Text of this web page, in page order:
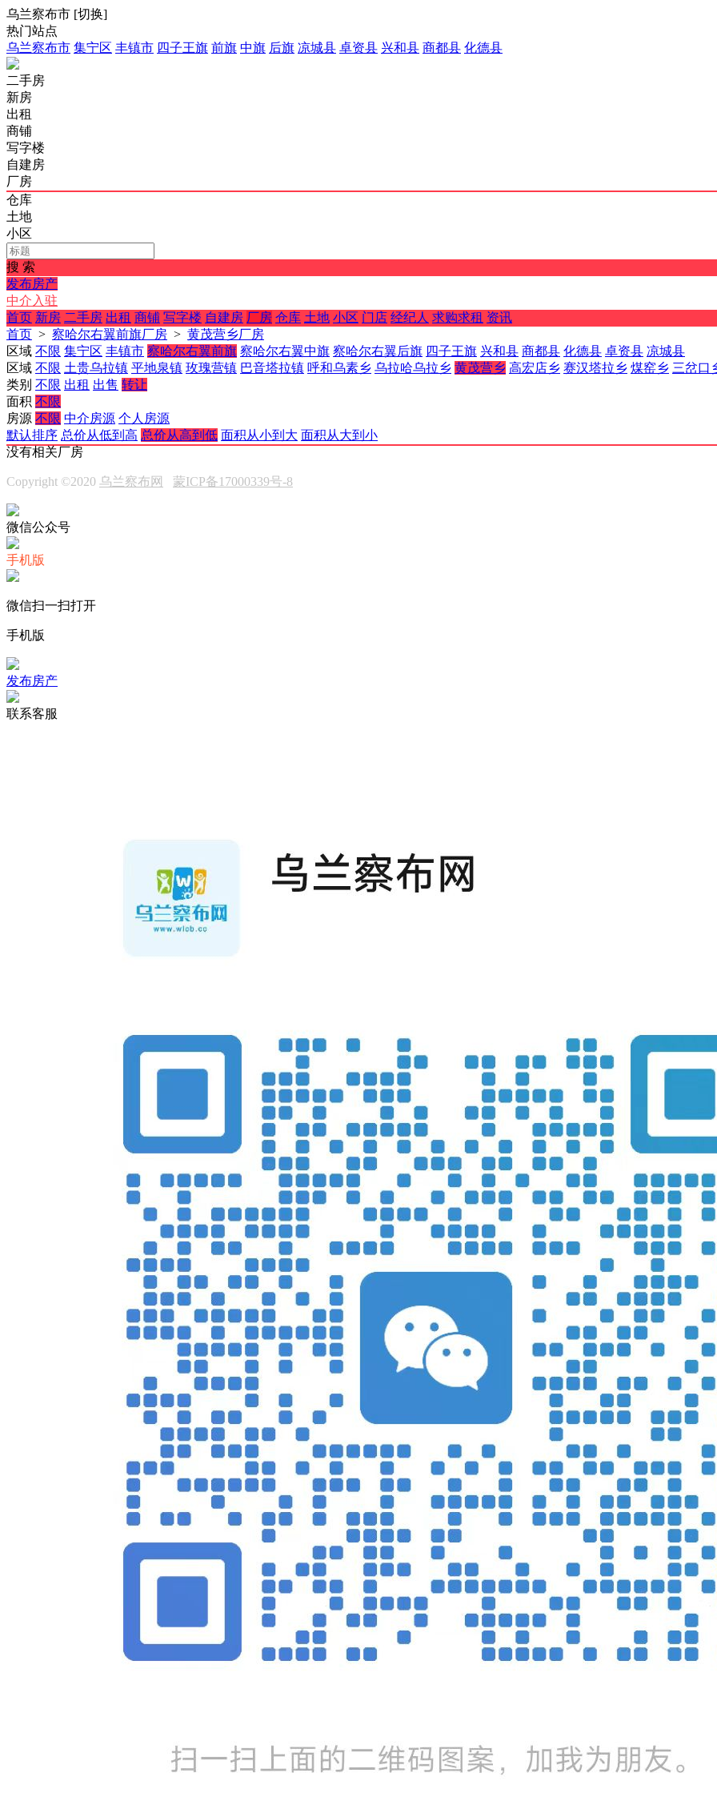
乌兰察布市 [切换]
热门站点
乌兰察布市 集宁区 丰镇市 四子王旗 前旗 中旗 后旗 凉城县 卓资县 兴和县 商都县 化德县
二手房
新房
出租
商铺
写字楼
自建房
厂房
仓库
土地
小区
搜 索
发布房产
中介入驻
首页 新房 二手房 出租 商铺 写字楼 自建房 厂房 仓库 土地 小区 门店 经纪人 求购求租 资讯
首页 > 察哈尔右翼前旗厂房 > 黄茂营乡厂房
区域 不限 集宁区 丰镇市 察哈尔右翼前旗 察哈尔右翼中旗 察哈尔右翼后旗 四子王旗 兴和县 商都县 化德县 卓资县 凉城县
区域 不限 土贵乌拉镇 平地泉镇 玫瑰营镇 巴音塔拉镇 呼和乌素乡 乌拉哈乌拉乡 黄茂营乡 高宏店乡 赛汉塔拉乡 煤窑乡 三岔口
类别 不限 出租 出售 转让
面积 不限
房源 不限 中介房源 个人房源
默认排序 总价从低到高 总价从高到低 面积从小到大 面积从大到小
没有相关厂房
Copyright ©2020 乌兰察布网 蒙ICP备17000339号-8
微信公众号
手机版
微信扫一扫打开
手机版
发布房产
联系客服